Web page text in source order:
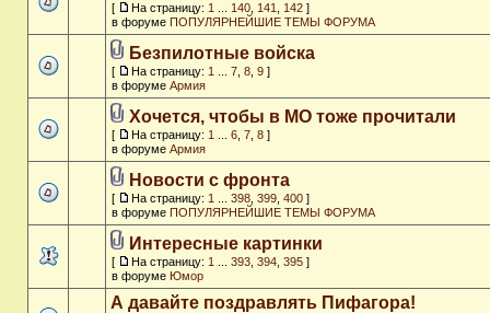
[ На страницу: 1 140 141 142 ]
в форуме ПОПУЛЯРНЕЙШИЕ ТЕМЫ ФОРУМА
Безпилотные войска
[ На страницу: 1 7 8 9 ]
в форуме Армия
Хочется, чтобы в МО тоже прочитали
[ На страницу: 1 6 7 8 ]
в форуме Армия
Новости с фронта
[ На страницу: 1 398 399 400 ]
в форуме ПОПУЛЯРНЕЙШИЕ ТЕМЫ ФОРУМА
Интересные картинки
[ На страницу: 1 393 394 395 ]
в форуме Юмор
А давайте поздравлять Пифагора!